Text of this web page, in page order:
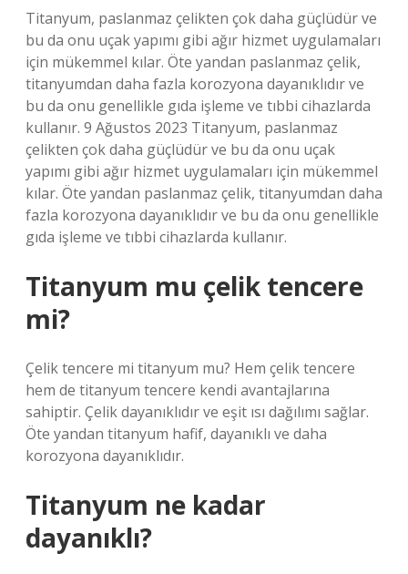
Titanyum, paslanmaz çelikten çok daha güçlüdür ve
bu da onu uçak yapımı gibi ağır hizmet uygulamaları
için mükemmel kılar. Öte yandan paslanmaz çelik,
titanyumdan daha fazla korozyona dayanıklıdır ve
bu da onu genellikle gıda işleme ve tıbbi cihazlarda
kullanır. 9 Ağustos 2023 Titanyum, paslanmaz
çelikten çok daha güçlüdür ve bu da onu uçak
yapımı gibi ağır hizmet uygulamaları için mükemmel
kılar. Öte yandan paslanmaz çelik, titanyumdan daha
fazla korozyona dayanıklıdır ve bu da onu genellikle
gıda işleme ve tıbbi cihazlarda kullanır.
Titanyum mu çelik tencere
mi?
Çelik tencere mi titanyum mu? Hem çelik tencere
hem de titanyum tencere kendi avantajlarına
sahiptir. Çelik dayanıklıdır ve eşit ısı dağılımı sağlar.
Öte yandan titanyum hafif, dayanıklı ve daha
korozyona dayanıklıdır.
Titanyum ne kadar
dayanıklı?